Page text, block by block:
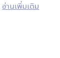
อ่านเพิ่มเติม